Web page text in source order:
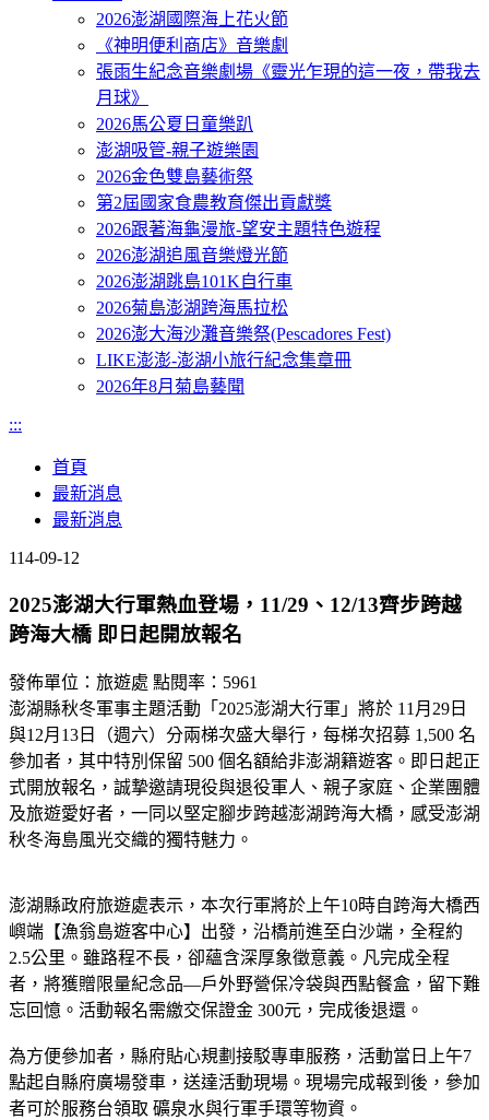
2026澎湖國際海上花火節
《神明便利商店》音樂劇
張雨生紀念音樂劇場《靈光乍現的這一夜，帶我去
月球》
2026馬公夏日童樂趴
澎湖吸管-親子遊樂園
2026金色雙島藝術祭
第2屆國家食農教育傑出貢獻獎
2026跟著海龜漫旅-望安主題特色遊程
2026澎湖追風音樂燈光節
2026澎湖跳島101K自行車
2026菊島澎湖跨海馬拉松
2026澎大海沙灘音樂祭(Pescadores Fest)
LIKE澎澎-澎湖小旅行紀念集章冊
2026年8月菊島藝聞
:::
首頁
最新消息
最新消息
114-09-12
2025澎湖大行軍熱血登場，11/29、12/13齊步跨越
跨海大橋 即日起開放報名
發佈單位：旅遊處 點閱率：5961
澎湖縣秋冬軍事主題活動「2025澎湖大行軍」將於 11月29日
與12月13日（週六）分兩梯次盛大舉行，每梯次招募 1,500 名
參加者，其中特別保留 500 個名額給非澎湖籍遊客。即日起正
式開放報名，誠摯邀請現役與退役軍人、親子家庭、企業團體
及旅遊愛好者，一同以堅定腳步跨越澎湖跨海大橋，感受澎湖
秋冬海島風光交織的獨特魅力。
澎湖縣政府旅遊處表示，本次行軍將於上午10時自跨海大橋西
嶼端【漁翁島遊客中心】出發，沿橋前進至白沙端，全程約
2.5公里。雖路程不長，卻蘊含深厚象徵意義。凡完成全程
者，將獲贈限量紀念品—戶外野營保冷袋與西點餐盒，留下難
忘回憶。活動報名需繳交保證金 300元，完成後退還。
為方便參加者，縣府貼心規劃接駁專車服務，活動當日上午7
點起自縣府廣場發車，送達活動現場。現場完成報到後，參加
者可於服務台領取 礦泉水與行軍手環等物資。